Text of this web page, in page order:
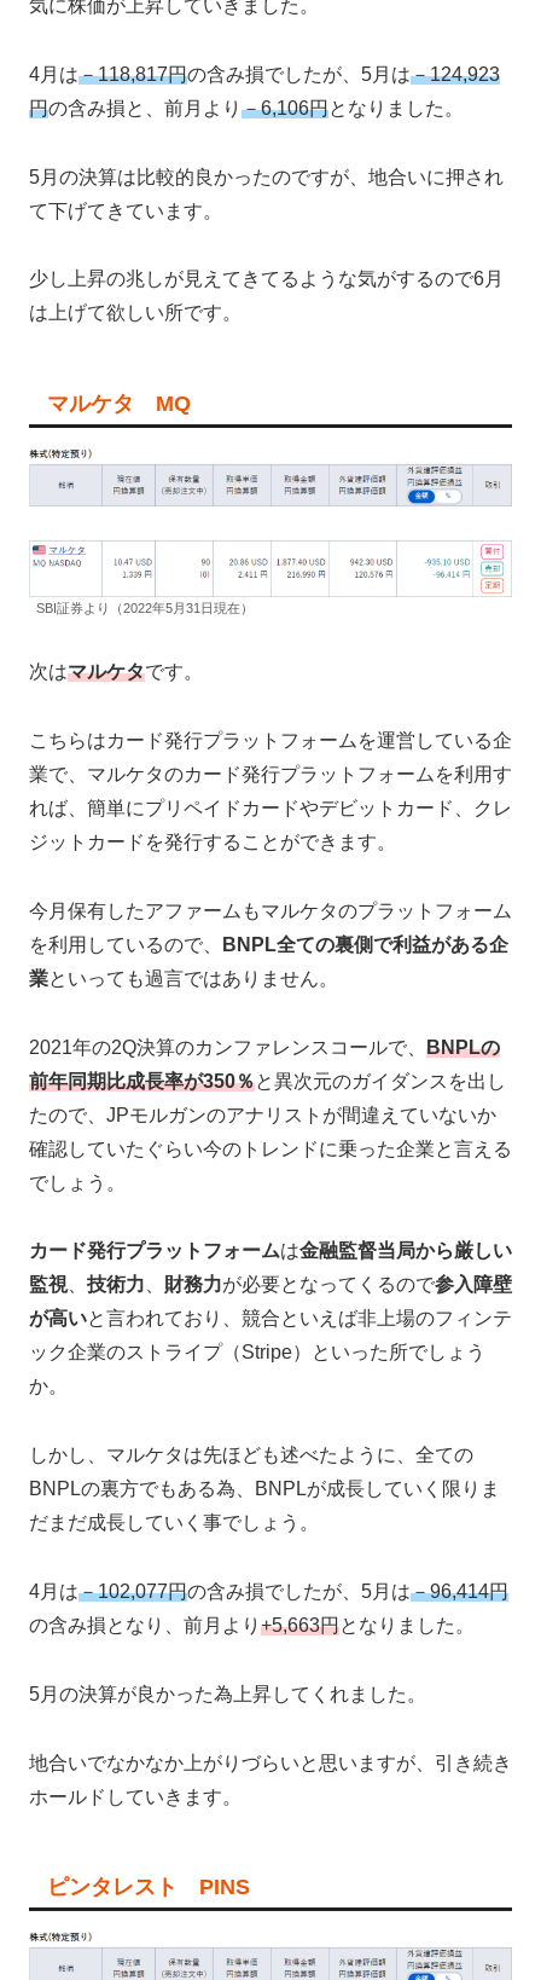
気に株価が上昇していきました。
4月は－118,817円の含み損でしたが、5月は－124,923
円の含み損と、前月より －6,106円となりました。
5月の決算は比較的良かったのですが、地合いに押され
て下げてきています。
少し上昇の兆しが見えてきてるような気がするので6月
は上げて欲しい所です。
マルケタ MQ
SBI証券より（2022年5月31日現在）
次はマルケタです。
こちらはカード発行プラットフォームを運営している企
業で、マルケタのカード発行プラットフォームを利用す
れば、簡単にプリペイドカードやデビットカード、クレ
ジットカードを発行することができます。
今月保有したアファームもマルケタのプラットフォーム
を利用しているので、
BNPL全ての裏側で利益がある企
業といっても過言ではありません。
2021年の2Q決算のカンファレンスコールで、 BNPLの
前年同期比成長率が350％と異次元のガイダンスを出し
たので、JPモルガンのアナリストが間違えていないか
確認していたぐらい今のトレンドに乗った企業と言える
でしょう。
カード発行プラットフォームは金融監督当局から厳しい
監視、 技術力 財務力が必要となってくるので参入障壁
が高いと言われており、競合といえば非上場のフィンテ
ック企業のストライプ（Stripe）といった所でしょう
か。
しかし、マルケタは先ほども述べたように、全ての
BNPLの裏方でもある為、BNPLが成長していく限りま
だまだ成長していく事でしょう。
4月は－102,077円の含み損でしたが、5月は－96,414円
の含み損となり、前月より +5,663円となりました。
5月の決算が良かった為上昇してくれました。
地合いでなかなか上がりづらいと思いますが、引き続き
ホールドしていきます。
ピンタレスト PINS